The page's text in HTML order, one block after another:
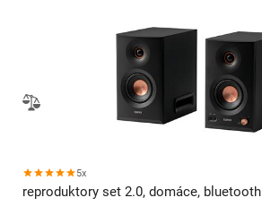
5x
reproduktory set 2.0, domáce, bluetooth